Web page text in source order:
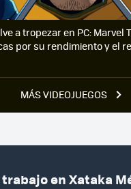
MÁS VIDEOJUEGOS
a tropezar en PC: Marvel
por su rendimiento y el
en Xataka